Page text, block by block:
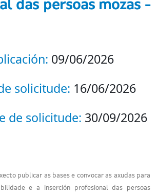
das persoas mozas -
09/06/2026
solicitude: 16/06/2026
de solicitude: 30/09/2026
publicar as bases e convocar as axudas para
e a inserción profesional das persoas